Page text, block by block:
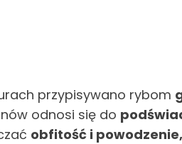
przypisywano rybom
odnosi się do
obfitość i